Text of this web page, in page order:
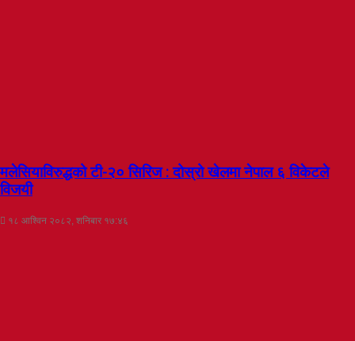
मलेसियाविरुद्धको टी-२० सिरिज : दोस्रो खेलमा नेपाल ६ विकेटले
विजयी
१८ आश्विन २०८२, शनिबार १७:४६